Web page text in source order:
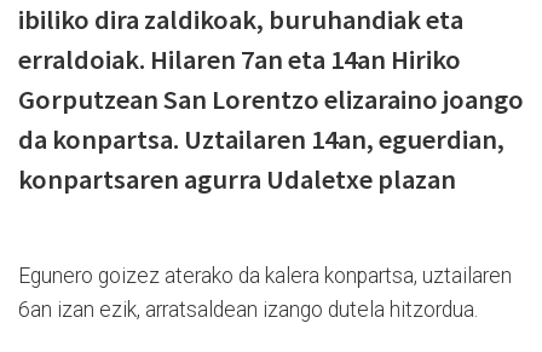
ibiliko dira zaldikoak, buruhandiak eta
erraldoiak. Hilaren 7an eta 14an Hiriko
Gorputzean San Lorentzo elizaraino joango
da konpartsa. Uztailaren 14an, eguerdian,
konpartsaren agurra Udaletxe plazan
Egunero goizez aterako da kalera konpartsa, uztailaren
6an izan ezik, arratsaldean izango dutela hitzordua.